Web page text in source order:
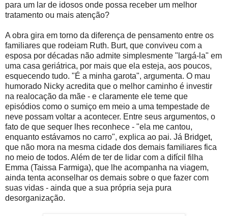
para um lar de idosos onde possa receber um melhor
tratamento ou mais atenção?
A obra gira em torno da diferença de pensamento entre os
familiares que rodeiam Ruth. Burt, que conviveu com a
esposa por décadas não admite simplesmente "largá-la" em
uma casa geriátrica, por mais que ela esteja, aos poucos,
esquecendo tudo. "É a minha garota", argumenta. O mau
humorado Nicky acredita que o melhor caminho é investir
na realocação da mãe - e claramente ele teme que
episódios como o sumiço em meio a uma tempestade de
neve possam voltar a acontecer. Entre seus argumentos, o
fato de que sequer lhes reconhece - "ela me cantou,
enquanto estávamos no carro", explica ao pai. Já Bridget,
que não mora na mesma cidade dos demais familiares fica
no meio de todos. Além de ter de lidar com a difícil filha
Emma (Taissa Farmiga), que lhe acompanha na viagem,
ainda tenta aconselhar os demais sobre o que fazer com
suas vidas - ainda que a sua própria seja pura
desorganização.